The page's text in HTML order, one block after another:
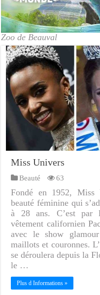
Zoo de Beauval
Miss Univers
Beauté 63
Fondé en 1952, Miss
beauté féminine qui
à 28 ans. C’est par
vêtement californien
avec le show
maillots et couronnes.
se déroulera depuis la
le …
Plus d Informations »